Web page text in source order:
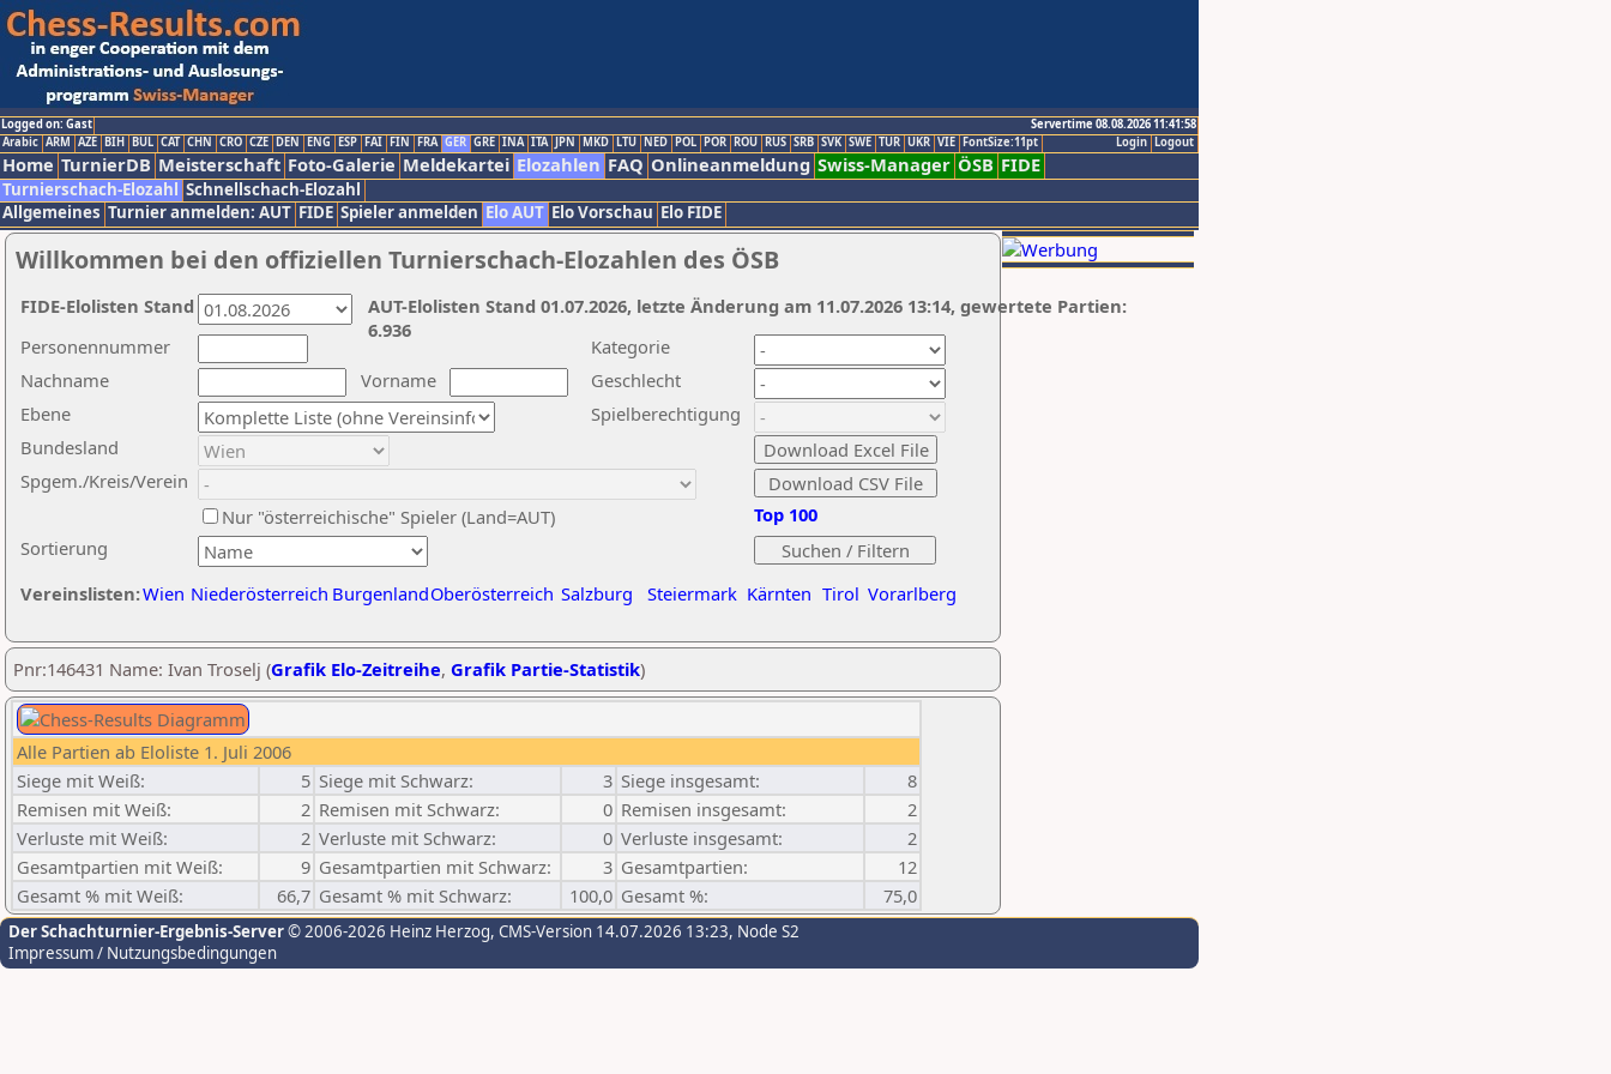
Logged on: Gast
Servertime 08.08.2026 11:41:58
Logout
Login
Arabic ARM AZE BIH BUL CAT CHN CRO CZE DEN ENG ESP FAI FIN FRA GER GRE INA ITA JPN MKD LTU NED POL POR ROU RUS SRB SVK SWE TUR UKR VIE FontSize:11pt
Home TurnierDB Meisterschaft Foto-Galerie Meldekartei Elozahlen FAQ Onlineanmeldung Swiss-Manager ÖSB FIDE
Turnierschach-Elozahl Schnellschach-Elozahl
Allgemeines Turnier anmelden: AUT FIDE Spieler anmelden Elo AUT Elo Vorschau Elo FIDE
Willkommen bei den offiziellen Turnierschach-Elozahlen des ÖSB
Nachname
Vorname
Ebene
Kategorie
Sortierung
Personennummer
Bundesland
Spgem./Kreis/Verein
Geschlecht
Nur "österreichische" Spieler (Land=AUT)
Spielberechtigung
Vereinslisten:Wien Niederösterreich BurgenlandOberösterreich Salzburg Steiermark Kärnten Tirol Vorarlberg
Top 100
AUT-Elolisten Stand 01.07.2026, letzte Änderung am 11.07.2026 13:14, gewertete Partien:
6.936
FIDE-Elolisten Stand
Pnr:146431 Name: Ivan Troselj (Grafik Elo-Zeitreihe, Grafik Partie-Statistik)
Alle Partien ab Eloliste 1. Juli 2006
Siege mit Weiß:
5 Siege mit Schwarz: 3 Siege insgesamt:
8
Remisen mit Weiß:
2 Remisen mit Schwarz: 0 Remisen insgesamt:
2
Verluste mit Weiß:
2 Verluste mit Schwarz: 0 Verluste insgesamt:
2
Gesamtpartien mit Weiß:
9 Gesamtpartien mit Schwarz: 3 Gesamtpartien:
12
Gesamt % mit Weiß:
66,7 Gesamt % mit Schwarz: 100,0 Gesamt %: 75,0
Der Schachturnier-Ergebnis-Server© 2006-2026 Heinz Herzog, CMS-Version 14.07.2026 13:23, Node S2
Impressum / Nutzungsbedingungen